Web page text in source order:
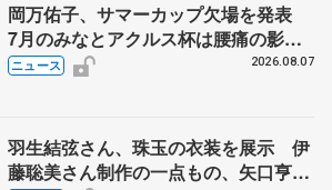
岡万佑子、サマーカップ欠場を発表
7月のみなとアクルス杯は腰痛の影響
で
ニュース 2026.08.07
羽生結弦さん、珠玉の衣装を展示 伊
藤聡美さん制作の一点もの、矢口亨さ